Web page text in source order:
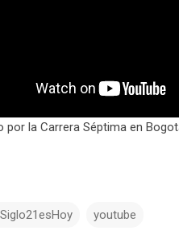
por la Carrera Séptima en
youtube